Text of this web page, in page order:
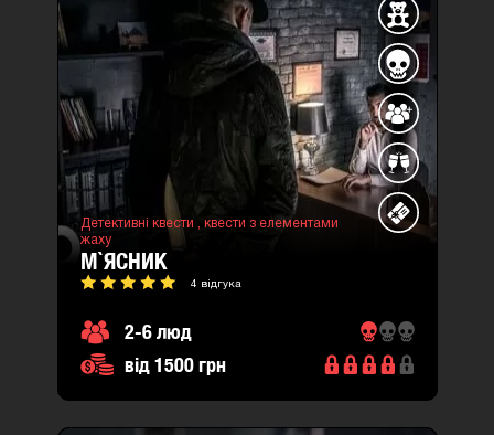
Детективні квести , квести з елементами
жаху
М`ЯСНИК
4 відгука
2-6 люд
від 1500 грн